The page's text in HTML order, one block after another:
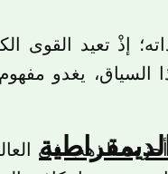
تعيد القوى
السياق، يغدو
الذهب في